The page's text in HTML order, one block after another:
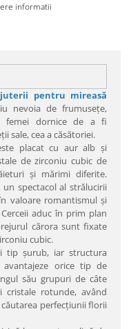
informatii
pentru mireasă
nevoia de frumuseţe,
femei dornice de a fi
sale, cea a căsătoriei.
placat cu aur alb şi
de zirconiu cubic de
şi mărimi diferite.
spectacol al strălucirii
valoare romantismul şi
aduc în prim plan
cărora sunt fixate
cubic.
tip şurub, iar structura
orice tip de
său grupuri de câte
cristale rotunde, având
perfecţiunii florii